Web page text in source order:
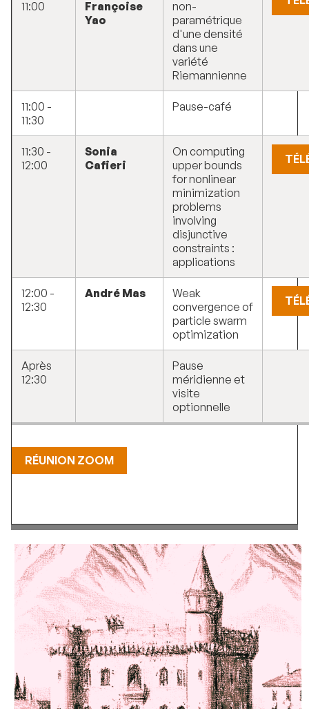
11:00
Françoise
Yao
non-
paramétrique
d'une densité
dans une
variété
Riemannienne
11:00 -
11:30
Pause-café
11:30 -
12:00
Sonia
Cafieri
On computing
upper bounds
for nonlinear
minimization
problems
involving
disjunctive
constraints :
applications
12:00 -
12:30
André Mas
Weak
convergence of
particle swarm
optimization
Après
12:30
Pause
méridienne et
visite
optionnelle
RÉUNION ZOOM